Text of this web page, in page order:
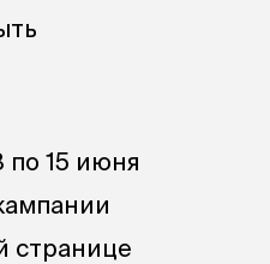
по 15 июня
странице